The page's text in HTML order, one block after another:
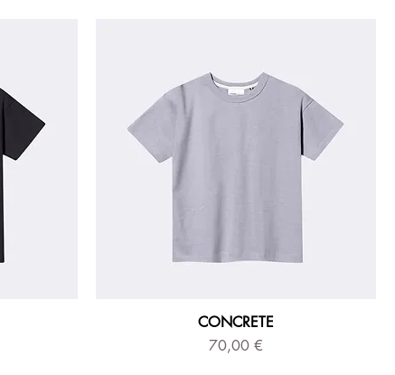
CONCRETE
Prix
70,00 €